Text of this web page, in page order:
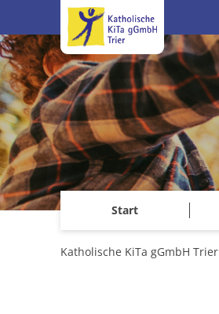
Zum Inhalt springen
Start
Katholische KiTa gGmbH Trier